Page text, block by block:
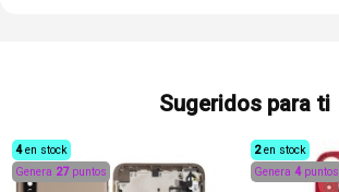
Sugeridos para ti
4en stock
Genera 27puntos
2en stock
Genera 4puntos